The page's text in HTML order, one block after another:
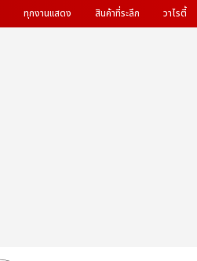
ทุกงานแสดง สินค้าที่ระลึก วาไรตี้